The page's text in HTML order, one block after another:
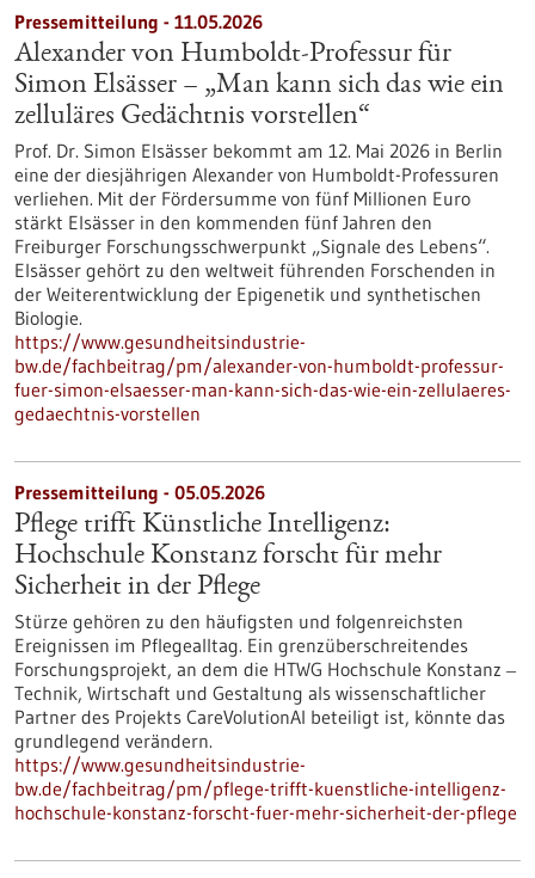
Pressemitteilung - 11.05.2026
Alexander von Humboldt-Professur für
Simon Elsässer – „Man kann sich das wie ein
zelluläres Gedächtnis vorstellen“
Prof. Dr. Simon Elsässer bekommt am 12. Mai 2026 in Berlin
eine der diesjährigen Alexander von Humboldt-Professuren
verliehen. Mit der Fördersumme von fünf Millionen Euro
stärkt Elsässer in den kommenden fünf Jahren den
Freiburger Forschungsschwerpunkt „Signale des Lebens“.
Elsässer gehört zu den weltweit führenden Forschenden in
der Weiterentwicklung der Epigenetik und synthetischen
Biologie.
https://www.gesundheitsindustrie-
bw.de/fachbeitrag/pm/alexander-von-humboldt-professur-
fuer-simon-elsaesser-man-kann-sich-das-wie-ein-zellulaeres-
gedaechtnis-vorstellen
Pressemitteilung - 05.05.2026
Pflege trifft Künstliche Intelligenz:
Hochschule Konstanz forscht für mehr
Sicherheit in der Pflege
Stürze gehören zu den häufigsten und folgenreichsten
Ereignissen im Pflegealltag. Ein grenzüberschreitendes
Forschungsprojekt, an dem die HTWG Hochschule Konstanz ‒
Technik, Wirtschaft und Gestaltung als wissenschaftlicher
Partner des Projekts CareVolutionAI beteiligt ist, könnte das
grundlegend verändern.
https://www.gesundheitsindustrie-
bw.de/fachbeitrag/pm/pflege-trifft-kuenstliche-intelligenz-
hochschule-konstanz-forscht-fuer-mehr-sicherheit-der-pflege